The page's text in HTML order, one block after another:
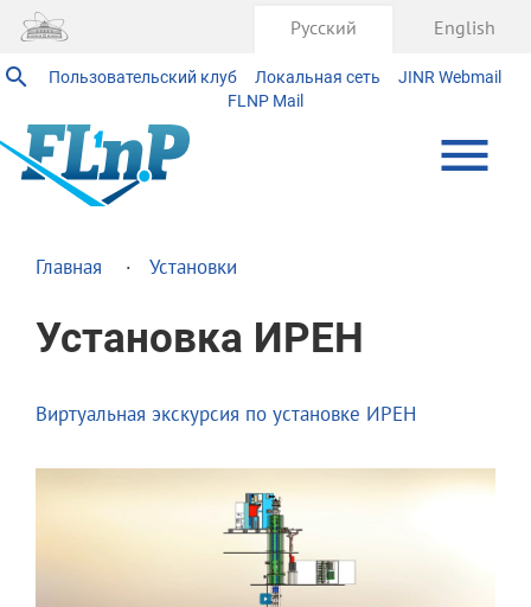
Пользовательский клуб Локальная сеть
JINR Webmail
FLNP Mail
Русский English
Главная Установки
Установка ИРЕН
Виртуальная экскурсия по установке ИРЕН